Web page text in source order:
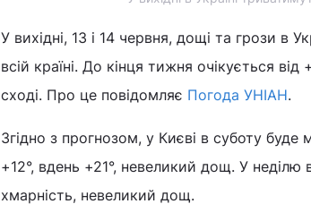
У вихідні, 13 і 14 червня, дощі та грози в
всій країні. До кінця тижня очікується від
сході. Про це повідомляє Погода УНІАН.
Згідно з прогнозом, у Києві в суботу буде
+12°, вдень +21°, невеликий дощ. У неділю
хмарність, невеликий дощ.